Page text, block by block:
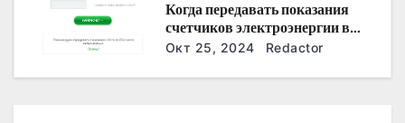
м
Когда передавать показания
счетчиков электроэнергии в
Дзержинске?
Окт 25, 2024 Redactor